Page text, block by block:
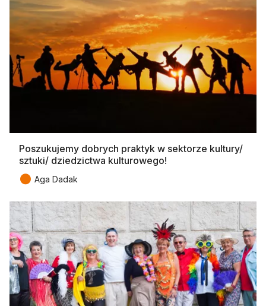
Poszukujemy dobrych praktyk w sektorze kultury/
sztuki/ dziedzictwa kulturowego!
● Aga Dadak